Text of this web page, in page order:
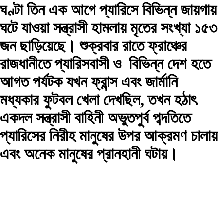
ঘণ্টাতিনএকআগেপ্যারিসেবিভিন্ন জায়গায়
ঘটেযাওয়াসন্ত্রাসী হামলায় মৃতের সংখ্যা ১৫৩
জন ছাড়িয়েছে।শুক্রবার রাতে ফ্রাঞ্চের
রাজধানীতে প্যারিসবাসী ও বিভিন্ন দেশ হতে
আগত পর্যটক যখন ফ্রান্স এবং জার্মানি
মধ্যকার ফুটবল খেলা দেখছিল, তখন হঠাৎ
একদল সন্ত্রাসী বাহিনী অভুতপুর্ব পব্দতিতে
প্যারিসের নিরীহ মানুষের উপর আক্রমণ চালায়
এবং অনেক মানুষের প্রানহানী ঘটায়।